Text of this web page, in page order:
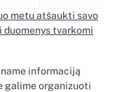
metu atšaukti savo
duomenys tvarkomi
informaciją
galime organizuoti